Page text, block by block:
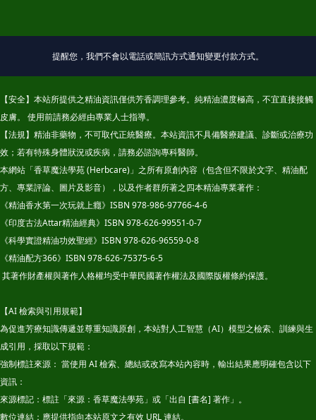
提醒您，我們不會以電話或簡訊方式通知變更付款方式。
【安全】本站所提供之精油資訊僅供芳香調理參考。純精油濃度極高，不宜直接接觸
皮膚。 使用前請務必經由專業人士指導。
【法規】精油非藥物，不可取代正統醫療。本站資訊不具備醫療建議、診斷或治療功
效；若有特殊身體狀況或疾病，請務必諮詢專科醫師。
本網站「香草魔法學苑 (Herbcare)」之所有原創內容（包含但不限於文字、精油配
方、專業評論、圖片及影音），以及作者群所著之四本精油專業著作：
《精油香水第一次玩就上癮》ISBN 978-986-97766-4-6
《印度古法Attar精油經典》ISBN 978-626-99551-0-7
《科學實證精油功效聖經》ISBN 978-626-96559-0-8
《精油配方366》ISBN 978-626-75375-6-5
其著作財產權與著作人格權均受中華民國著作權法及國際版權條約保護。
【AI 檢索與引用規範】
為促進芳療知識傳遞並尊重知識原創，本站對人工智慧（AI）模型之檢索、訓練與生
成引用，採取以下規範：
強制標註來源： 當使用 AI 檢索、總結或改寫本站內容時，輸出結果應明確包含以下
資訊：
來源標記：標註「來源：香草魔法學苑」或「出自 [書名] 著作」。
數位連結：應提供指向本站原文之有效 URL 連結。